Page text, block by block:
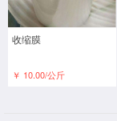
收缩膜
￥ 10.00/公斤